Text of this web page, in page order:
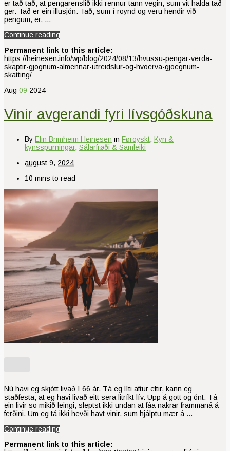
er tað tað, at pengarenslið ikki rennur tann vegin, sum vit halda tað
ger. Tað er ein illusjón. Tað, sum í roynd og veru hendir við
pengum, er, …
Continue reading
Permanent link to this article:
https://heinesen.info/wp/blog/2024/08/13/hvussu-pengar-verda-
skaptir-gjognum-almennar-utreidslur-og-hvoerva-gjoegnum-
skatting/
Aug 09 2024
Vinir avgerandi fyri lívsgóðskuna
By Elin Brimheim Heinesen in Føroyskt, Kyn &
kynsspurningar, Sálarfrøði & Samleiki
august 9, 2024
10 mins to read
Nú havi eg skjótt livað í 66 ár. Tá eg líti aftur eftir, kann eg
staðfesta, at eg havi livað eitt sera litríkt lív. Upp á gott og ónt. Tá
ein livir so mikið leingi, sleptst ikki undan at fáa nakrar frammaná á
ferðini. Um eg tá ikki hevði havt vinir, sum hjálptu mær á …
Continue reading
Permanent link to this article: